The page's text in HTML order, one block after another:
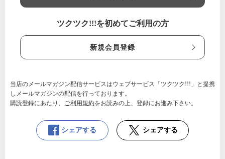
ツクツク!!!を初めてご利用の方
新規会員登録
当店のメールマガジン配信サービスはウェブサービス「ツクツク!!!」と提携
しメールマガジンの配信を行っております。
購読登録にあたり、 ご利用規約をお読みの上、登録にお進み下さい。
シェアする シェアする